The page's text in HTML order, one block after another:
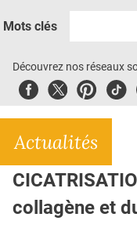
DOSSIERS
E-REVUE SAD
L'APP
QUI SOMMES-NOUS ?
PUBLICITÉ
Mots clés
Découvrez nos réseaux
FacebookTwitterPinterest
Actualités
collagène et